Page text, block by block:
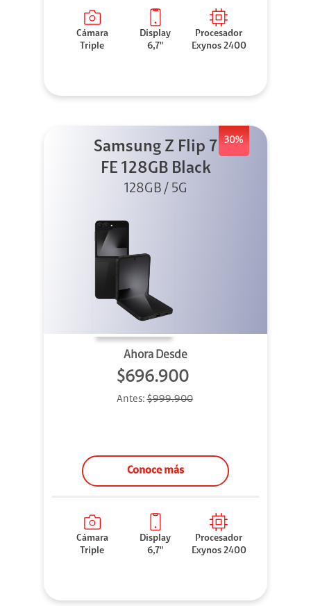
Cámara
Triple
Display
6,7"
Procesador
Exynos 2400
30%
Samsung Z Flip 7
FE 128GB Black
128GB / 5G
Ahora Desde
$696.900
Antes:$999.900
Conoce más
Cámara
Triple
Display
6,7"
Procesador
Exynos 2400